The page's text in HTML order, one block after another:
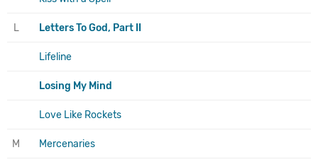
L Letters To God, Part II
Lifeline
Losing My Mind
Love Like Rockets
M Mercenaries